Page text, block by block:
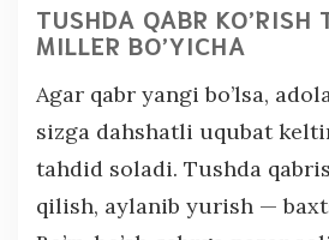
TUSHDA QABR KO’RISH
MILLER BO’YICHA
Agar qabr yangi bo’lsa,
sizga dahshatli uqubat
tahdid soladi. Tushda
qilish, aylanib yurish —